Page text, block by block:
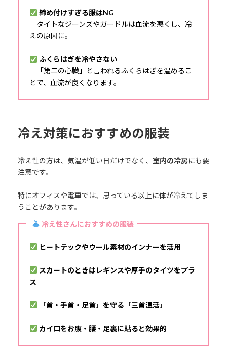
締め付けすぎる服はNG
タイトなジーンズやガードルは血流を悪くし、冷
えの原因に。
ふくらはぎを冷やさない
「第二の心臓」と言われるふくらはぎを温めるこ
とで、血流が良くなります。
冷え対策におすすめの服装
冷え性の方は、気温が低い日だけでなく、 室内の冷房にも要
注意です。
特にオフィスや電車では、思っている以上に体が冷えてしま
うことがあります。
冷え性さんにおすすめの服装
ヒートテックやウール素材のインナーを活用
スカートのときはレギンスや厚手のタイツをプラ
ス
「首・手首・足首」を守る「三首温活」
カイロをお腹・腰・足裏に貼ると効果的